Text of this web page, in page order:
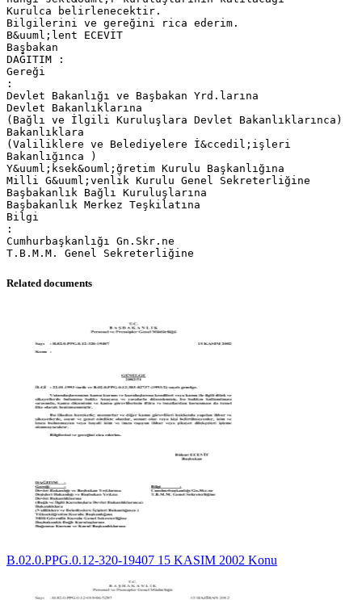
Kurulca belirlenecektir.
Bilgilerini ve gereğini rica ederim.
B&uuml;lent ECEVİT
Başbakan
DAĞITIM :
Gereği
:
Devlet Bakanlığı ve Başbakan Yrd.larına
Devlet Bakanlıklarına
(Bağlı ve İlgili Kuruluşlara Devlet Bakanlıklarınca)
Bakanlıklara
(Valiliklere ve Belediyelere İ&ccedil;işleri
Bakanlığınca )
Y&uuml;ksek&ouml;ğretim Kurulu Başkanlığına
Milli G&uuml;venlik Kurulu Genel Sekreterliğine
Başbakanlık Bağlı Kuruluşlarına
Başbakanlık Merkez Teşkilatına
Bilgi
:
Cumhurbaşkanlığı Gn.Skr.ne
Related documents
B.02.0.PPG.0.12-320-19407 15 KASIM 2002 Konu